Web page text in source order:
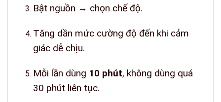
Bật nguồn → chọn chế độ.
Tăng dần mức cường độ đến khi cảm
giác dễ chịu.
Mỗi lần dùng 10 phút, không dùng quá
30 phút liên tục.